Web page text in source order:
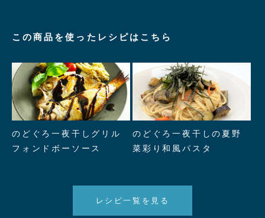
この商品を使ったレシピはこちら
" alt="のどぐろ一夜干しグリル
のどぐろ一夜干しグリル
フォンドボーソース
" alt="のどぐろ一夜干しの夏野
菜彩り和風パスタ"/>
のどぐろ一夜干しの夏野
菜彩り和風パスタ
レシピ一覧を見る